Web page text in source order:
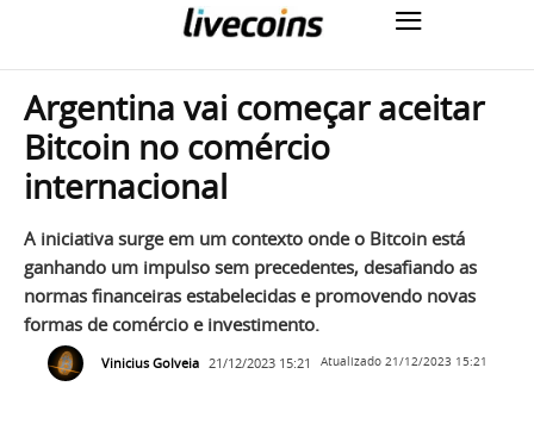
Argentina vai começar aceitar
Bitcoin no comércio
internacional
A iniciativa surge em um contexto onde o Bitcoin está
ganhando um impulso sem precedentes, desafiando as
normas financeiras estabelecidas e promovendo novas
formas de comércio e investimento.
Vinicius Golveia 21/12/2023 15:21 Atualizado 21/12/2023 15:21